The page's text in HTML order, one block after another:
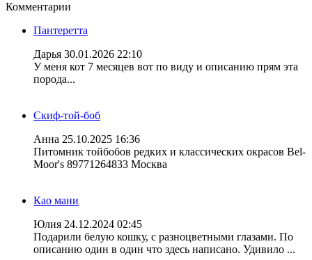
Комментарии
Пантеретта
Дарья 30.01.2026 22:10
У меня кот 7 месяцев вот по виду и описанию прям эта
порода...
Скиф-той-боб
Анна 25.10.2025 16:36
Питомник тойбобов редких и классических окрасов Bel-
Moor's 89771264833 Москва
Као мани
Юлия 24.12.2024 02:45
Подарили белую кошку, с разноцветными глазами. По
описанию один в один что здесь написано. Удивило ...